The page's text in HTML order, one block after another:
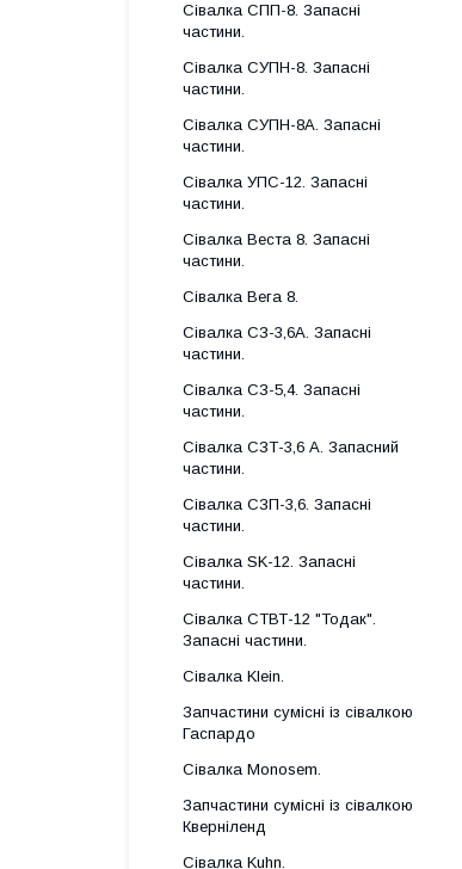
Сівалка СПП-8. Запасні
частини.
Сівалка СУПН-8. Запасні
частини.
Сівалка СУПН-8А. Запасні
частини.
Сівалка УПС-12. Запасні
частини.
Сівалка Веста 8. Запасні
частини.
Сівалка Вега 8.
Сівалка СЗ-3,6А. Запасні
частини.
Сівалка СЗ-5,4. Запасні
частини.
Сівалка СЗТ-3,6 А. Запасний
частини.
Сівалка СЗП-3,6. Запасні
частини.
Сівалка SK-12. Запасні
частини.
Сівалка СТВТ-12 "Тодак".
Запасні частини.
Сівалка Klein.
Запчастини сумісні із сівалкою
Гаспардo
Сівалка Monosem.
Запчастини сумісні із сівалкою
Кверніленд
Сівалка Kuhn.